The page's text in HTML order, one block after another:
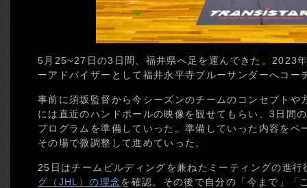
5月25~27日の3日間、福井県へ足を運んできた。2023
ーアドバイザーとして福井永平寺ブルーサンダーへコー
事前に須坂監督から今シーズンのチームのコンセプトや
には直近のハンドボールの映像を観せてもらい、3日間
プログラムを準備していった。準備していった内容をベ
その場で微調整して進めていった。
25日はチームビルディングを兼ねたミーティングの進行
グ（JHL）の理念 を確認。その後で自分の「今まで」「